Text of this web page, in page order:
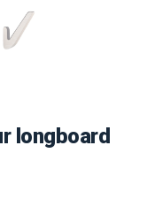
longboard